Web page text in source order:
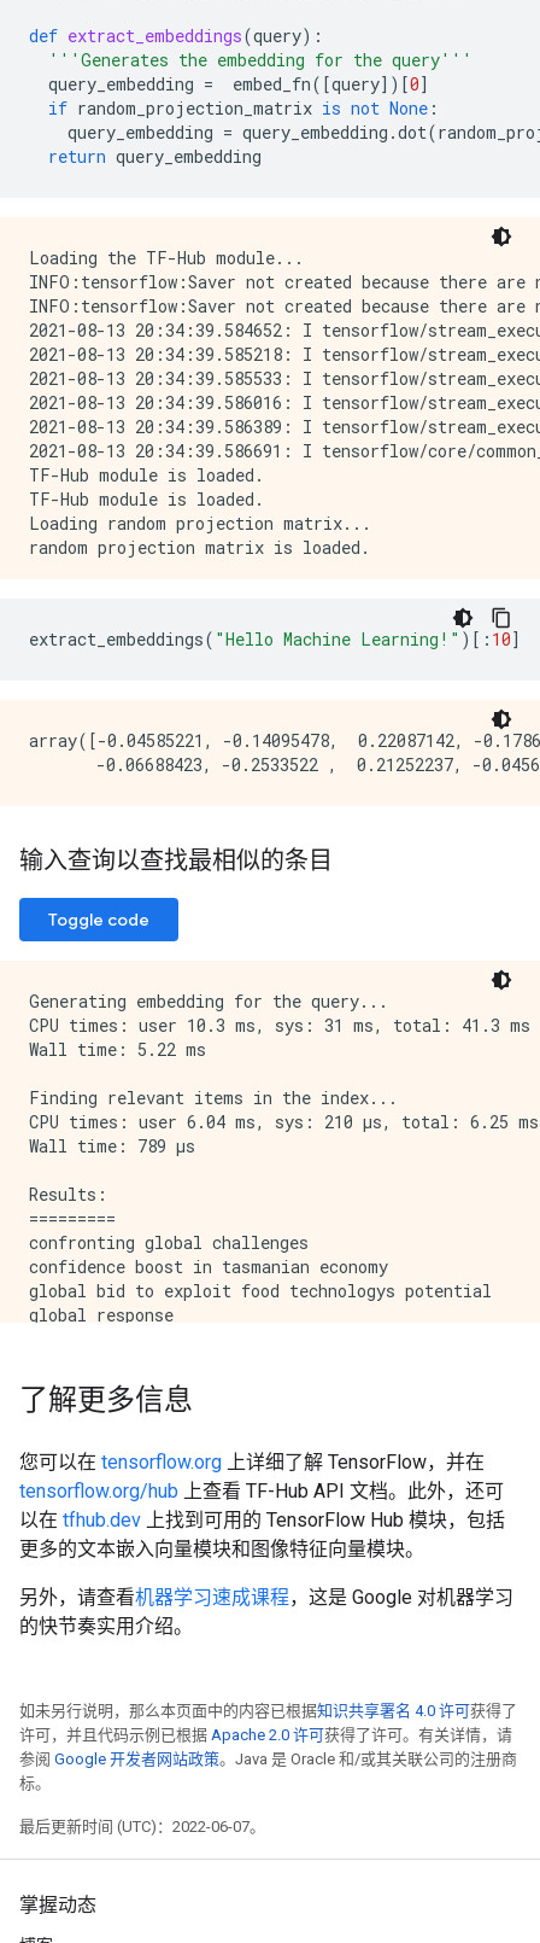
def extract_embeddings(query):
'''Generates the embedding for the query'''
query_embedding = embed_fn([query])[0]
if random_projection_matrix is not None :
query_embedding = query_embedding .dot(
return query_embedding
Loading the TF-Hub module...
INFO:tensorflow:Saver not created because there
INFO:tensorflow:Saver not created because there
2021-08-13 20:34:39.584652: I tensorflow/
2021-08-13 20:34:39.585218: I tensorflow/
2021-08-13 20:34:39.585533: I tensorflow/
2021-08-13 20:34:39.586016: I tensorflow/
2021-08-13 20:34:39.586389: I tensorflow/
2021-08-13 20:34:39.586691: I tensorflow/core/
TF-Hub module is loaded.
TF-Hub module is loaded.
Loading random projection matrix...
extract_embeddings( "Hello Machine Learning!" )[: 10]
array([-0.04585221, -0.14095478,  0.22087142, -
输入查询以查找最相似的条目
Toggle code
Generating embedding for the query...
CPU times: user 10.3 ms, sys: 31 ms, total: 41.3 ms
Wall time: 5.22 ms
Finding relevant items in the index...
CPU times: user 6.04 ms, sys: 210 µs, total: 6.25 ms
Wall time: 789 µs
Results:
=========
confronting global challenges
confidence boost in tasmanian economy
global bid to exploit food technologys potential
global response
economic downturn hampers aids battle
environment centre getting global reputation
了解更多信息
您可以在 tensorflow.org 上详细了解 TensorFlow，并在
tensorflow.org/hub 上查看 TF-Hub API 文档。此外，还可
以在 tfhub.dev 上找到可用的 TensorFlow Hub 模块，包括
更多的文本嵌入向量模块和图像特征向量模块。
另外，请查看机器学习速成课程，这是 Google 对机器学习
的快节奏实用介绍。
如未另行说明，那么本页面中的内容已根据知识共享署名 4.0 许可获得了
许可，并且代码示例已根据 Apache 2.0 许可获得了许可。有关详情，请
参阅 Google 开发者网站政策。Java 是 Oracle 和/或其关联公司的注册商
标。
最后更新时间 (UTC)：2022-06-07。
掌握动态